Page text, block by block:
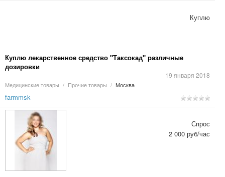
Куплю лекарственное средство "Таксокад" различные
дозировки
19 января 2018
Медицинские товары / Прочие товары / Москва
Куплю
farmmsk
Спрос
2 000 руб/час